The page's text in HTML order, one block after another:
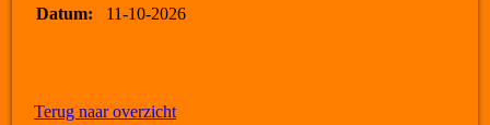
Datum:
11-10-2026
Terug naar overzicht